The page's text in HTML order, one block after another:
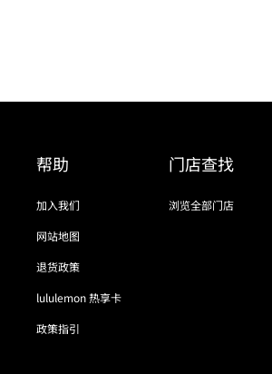
帮助
加入我们
网站地图
退货政策
lululemon 热享卡
政策指引
门店查找
浏览全部门店